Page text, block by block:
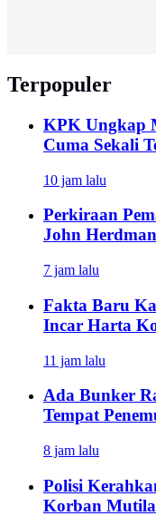
Terpopuler
KPK Ungkap
Cuma Sekali
10 jam lalu
Perkiraan
John
7 jam lalu
Fakta Baru
Incar Harta
11 jam lalu
Ada Bunker
Tempat
8 jam lalu
Polisi
Korban